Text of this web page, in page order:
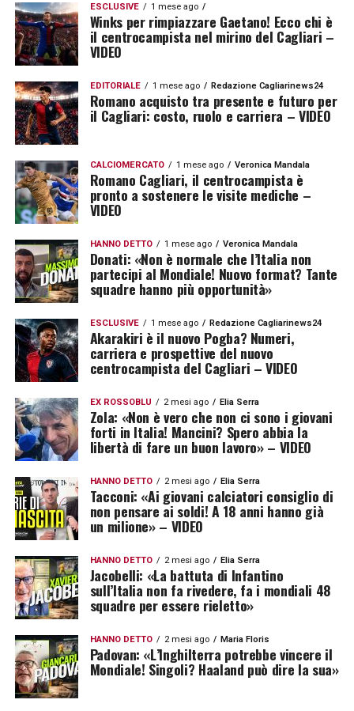
ESCLUSIVE 1 mese ago
Winks per rimpiazzare Gaetano! Ecco chi è
il centrocampista nel mirino del Cagliari –
VIDEO
EDITORIALE 1 mese ago Redazione Cagliarinews24
Romano acquisto tra presente e futuro per
il Cagliari: costo, ruolo e carriera – VIDEO
CALCIOMERCATO 1 mese ago Veronica Mandala
Romano Cagliari, il centrocampista è
pronto a sostenere le visite mediche –
VIDEO
HANNO DETTO 1 mese ago Veronica Mandala
Donati: «Non è normale che l’Italia non
partecipi al Mondiale! Nuovo format? Tante
squadre hanno più opportunità»
ESCLUSIVE 1 mese ago Redazione Cagliarinews24
Akarakiri è il nuovo Pogba? Numeri,
carriera e prospettive del nuovo
centrocampista del Cagliari – VIDEO
EX ROSSOBLÙ 2 mesi ago Elia Serra
Zola: «Non è vero che non ci sono i giovani
forti in Italia! Mancini? Spero abbia la
libertà di fare un buon lavoro» – VIDEO
HANNO DETTO 2 mesi ago Elia Serra
Tacconi: «Ai giovani calciatori consiglio di
non pensare ai soldi! A 18 anni hanno già
un milione» – VIDEO
HANNO DETTO 2 mesi ago Elia Serra
Jacobelli: «La battuta di Infantino
sull’Italia non fa rivedere, fa i mondiali 48
squadre per essere rieletto»
HANNO DETTO 2 mesi ago Maria Floris
Padovan: «L’Inghilterra potrebbe vincere il
Mondiale! Singoli? Haaland può dire la sua»